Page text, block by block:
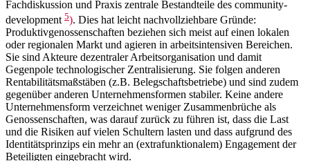
Fachdiskussion und Praxis zentrale Bestandteile des community-
development 5). Dies hat leicht nachvollziehbare Gründe:
Produktivgenossenschaften beziehen sich meist auf einen lokalen
oder regionalen Markt und agieren in arbeitsintensiven Bereichen.
Sie sind Akteure dezentraler Arbeitsorganisation und damit
Gegenpole technologischer Zentralisierung. Sie folgen anderen
Rentabilitätsmaßstäben (z.B. Belegschaftsbetriebe) und sind zudem
gegenüber anderen Unternehmensformen stabiler. Keine andere
Unternehmensform verzeichnet weniger Zusammenbrüche als
Genossenschaften, was darauf zurück zu führen ist, dass die Last
und die Risiken auf vielen Schultern lasten und dass aufgrund des
Identitätsprinzips ein mehr an (extrafunktionalem) Engagement der
Beteiligten eingebracht wird.